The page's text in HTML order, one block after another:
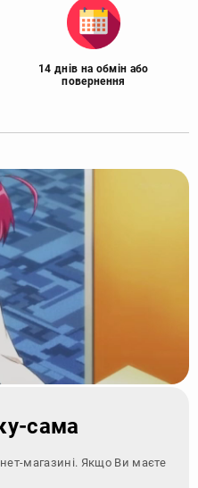
14 днів на обмін або
повернення
сама
магазині. Якщо Ви маєте